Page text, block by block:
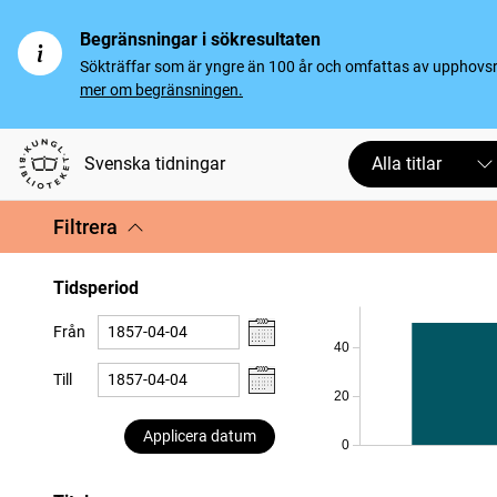
Begränsningar i sökresultaten
Sökträffar som är yngre än 100 år och omfattas av
mer om begränsningen.
Svenska tidningar Alla titlar
Filtrera
Tidsperiod
Från
Till
Applicera datum
0
20
40